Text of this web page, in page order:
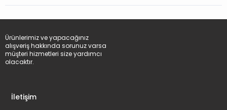
Ürünlerimiz ve yapacağınız
alışveriş hakkında sorunuz varsa
müşteri hizmetleri size yardımcı
olacaktır.
İletişim